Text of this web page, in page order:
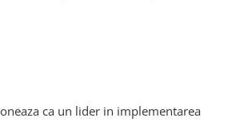
ca un lider in implementarea